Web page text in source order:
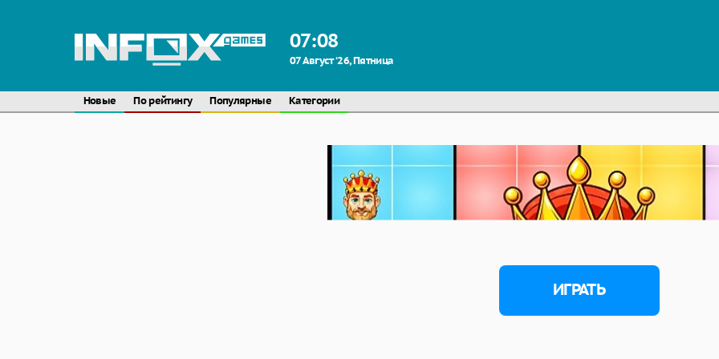
07:08
07 Август ‘26, Пятница
Новые По рейтингу Популярные Категории
ИГРАТЬ